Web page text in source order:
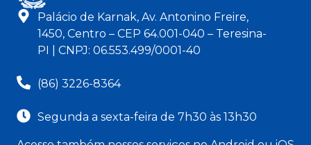
Palácio de Karnak, Av. Antonino Freire,
1450, Centro – CEP 64.001-040 – Teresina-
PI | CNPJ: 06.553.499/0001-40
(86) 3226-8364
Segunda a sexta-feira de 7h30 às 13h30